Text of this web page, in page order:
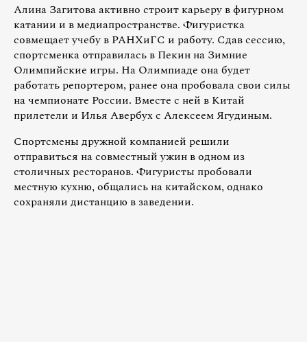
Алина Загитова активно строит карьеру в фигурном
катании и в медиапространстве. Фигуристка
совмещает учебу в РАНХиГС и работу. Сдав сессию,
спортсменка отправилась в Пекин на Зимние
Олимпийские игры. На Олимпиаде она будет
работать репортером, ранее она пробовала свои силы
на чемпионате России. Вместе с ней в Китай
прилетели и Илья Авербух с Алексеем Ягудиным.
Спортсмены дружной компанией решили
отправиться на совместный ужин в одном из
столичных ресторанов. Фигуристы пробовали
местную кухню, общались на китайском, однако
сохраняли дистанцию в заведении.